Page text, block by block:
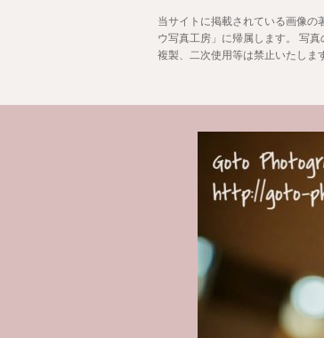
当サイトに掲載されている画像の
ウ写真工房」に帰属します。 写真
複製、二次使用等は禁止いたしま